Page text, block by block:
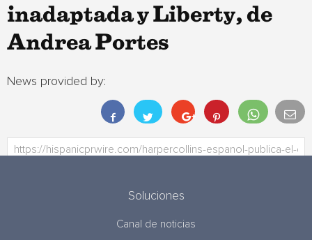
inadaptada y Liberty, de
Andrea Portes
News provided by:
Soluciones
Canal de noticias